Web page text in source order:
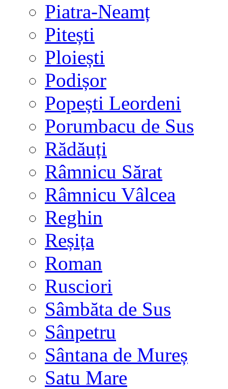
Piatra-Neamț
Pitești
Ploiești
Podișor
Popești Leordeni
Porumbacu de Sus
Rădăuți
Râmnicu Sărat
Râmnicu Vâlcea
Reghin
Reșița
Roman
Rusciori
Sâmbăta de Sus
Sânpetru
Sântana de Mureș
Satu Mare